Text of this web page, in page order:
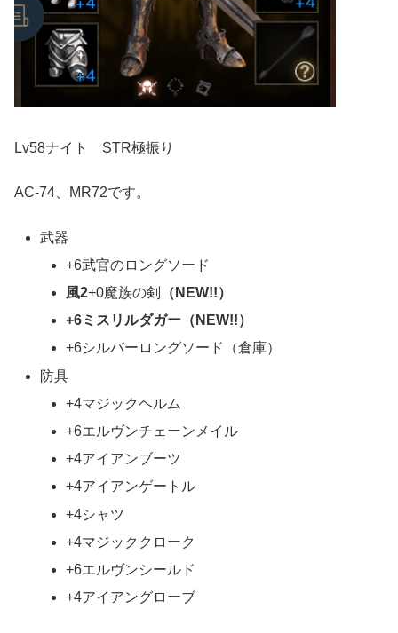
Lv58ナイト STR極振り
AC-74、MR72です。
武器
+6武官のロングソード
風2+0魔族の剣
（NEW!!）
+6ミスリルダガー（NEW!!）
+6シルバーロングソード（倉庫）
防具
+4マジックヘルム
+6エルヴンチェーンメイル
+4アイアンブーツ
+4アイアンゲートル
+4シャツ
+4マジッククローク
+6エルヴンシールド
+4アイアングローブ